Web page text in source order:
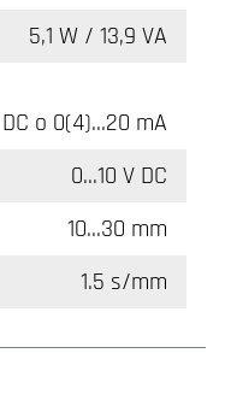
5,1 W / 13,9 VA
o 0(4)…20 mA
0...10 V DC
10…30 mm
1.5 s/mm